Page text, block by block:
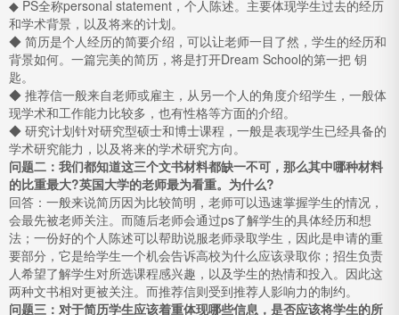
◆ PS全称personal statement，个人陈述。主要体现学生过去的经历
和学术背景，以及将来的计划。
◆ 简历是个人经历的简要介绍，可以让老师一目了然，学生的经历和
背景如何。一篇完美的简历，将是打开Dream School的第一把 钥
匙。
◆ 推荐信一般来自老师或雇主，从另一个人的角度介绍学生，一般体
现学术和工作能力比较多，也有性格等方面的介绍。
◆ 研究计划针对研究型硕士和博士课程，一般是表现学生已经具备的
学术研究能力，以及将来的学术研究方向。
问题二：我们都知道这三个文书材料都缺一不可，那么其中哪种材料
的比重最大?英国大学的老师最为看重。为什么?
回答：一般来说简历因为比较简明，老师可以迅速掌握学生的情况，
会最先被老师关注。而随后老师会通过ps了解学生的具体经历和想
法；一份好的个人陈述可以帮助说服老师录取学生，因此是申请的重
要部分，它是给学生一个机会告诉高校为什么应该录取你；招生负责
人希望了解学生对所选课程感兴趣，以及学生的热情和投入。因此这
两种文书相对更被关注。而推荐信则受到推荐人影响力的制约。
问题三：对于简历学生应该着重体现哪些信息，是否应该将学生的所